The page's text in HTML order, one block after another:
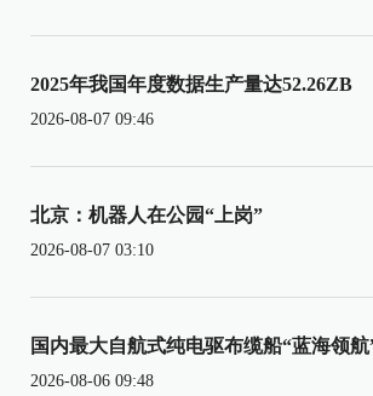
2025年我国年度数据生产量达52.26ZB
2026-08-07 09:46
北京：机器人在公园“上岗”
2026-08-07 03:10
国内最大自航式纯电驱布缆船“蓝海领
2026-08-06 09:48